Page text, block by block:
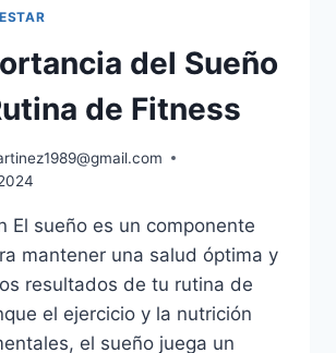
del Sueño
de Fitness
El sueño es un componente
mantener una salud óptima y
resultados de tu rutina de
el ejercicio y la nutrición
el sueño juega un